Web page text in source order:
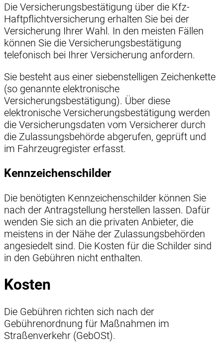
Die Versicherungsbestätigung über die Kfz-
Haftpflichtversicherung erhalten Sie bei der
Versicherung Ihrer Wahl. In den meisten Fällen
können Sie die Versicherungsbestätigung
telefonisch bei Ihrer Versicherung anfordern.
Sie besteht aus einer siebenstelligen Zeichenkette
(so genannte elektronische
Versicherungsbestätigung). Über diese
elektronische Versicherungsbestätigung werden
die Versicherungsdaten vom Versicherer durch
die Zulassungsbehörde abgerufen, geprüft und
im Fahrzeugregister erfasst.
Kennzeichenschilder
Die benötigten Kennzeichenschilder können Sie
nach der Antragstellung herstellen lassen. Dafür
wenden Sie sich an die privaten Anbieter, die
meistens in der Nähe der Zulassungsbehörden
angesiedelt sind. Die Kosten für die Schilder sind
in den Gebühren nicht enthalten.
Kosten
Die Gebühren richten sich nach der
Gebührenordnung für Maßnahmen im
Straßenverkehr (GebOSt).